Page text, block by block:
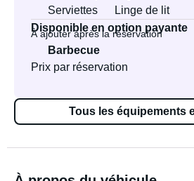
Serviettes
Linge de lit
Disponible en option payante
À ajouter après la réservation
Barbecue
Prix par réservation
Tous les équipements